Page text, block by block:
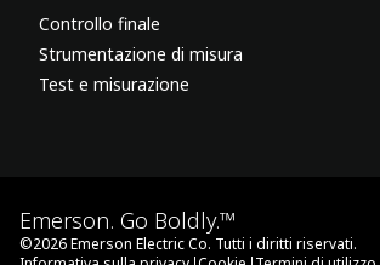
Controllo finale
Strumentazione di misura
Test e misurazione
Emerson. Go Boldly.™
©2026Emerson Electric Co. Tutti i diritti riservati.